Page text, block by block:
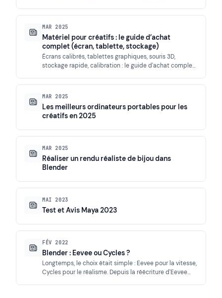
MAR 2025
Matériel pour créatifs : le guide d’achat
complet (écran, tablette, stockage)
Écrans calibrés, tablettes graphiques, souris 3D,
stockage rapide, calibration : le guide d'achat complet
MAR 2025
Les meilleurs ordinateurs portables pour les
créatifs en 2025
MAR 2025
Réaliser un rendu réaliste de bijou dans
Blender
MAI 2023
Test et Avis Maya 2023
FÉV 2022
Blender : Eevee ou Cycles ?
Longtemps, le choix était simple : Eevee pour la vitesse,
Cycles pour le réalisme. Depuis la réécriture d'Eevee…